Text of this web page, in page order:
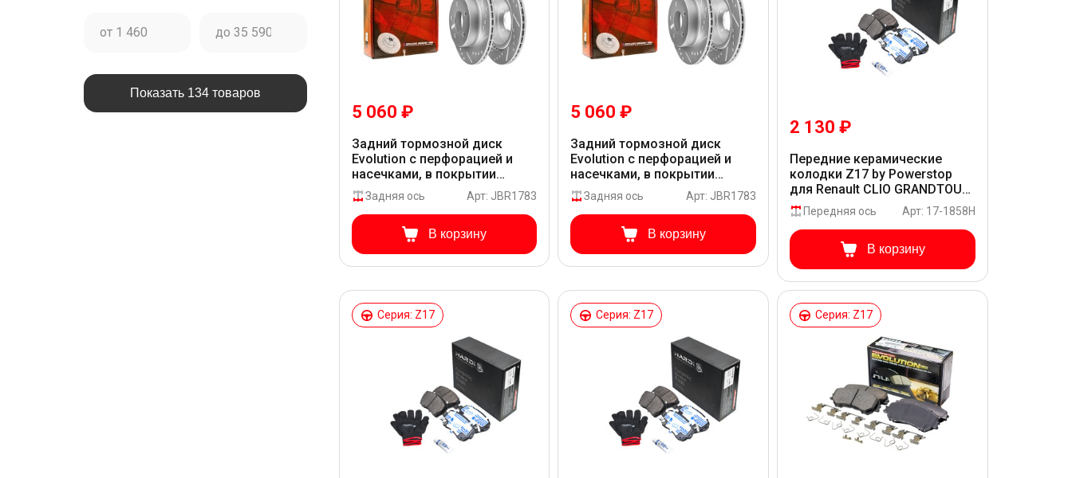
Показать 134 товаров
5 060 ₽
Задний тормозной диск
Evolution с перфорацией и
насечками, в покрытии
GEOMET для Renault AUSTRAL
HGMF
Задняя ось Арт: JBR1783
В корзину
5 060 ₽
Задний тормозной диск
Evolution с перфорацией и
насечками, в покрытии
GEOMET для Renault AUSTRAL
HGMJ
Задняя ось Арт: JBR1783
В корзину
2 130 ₽
Передние керамические
колодки Z17 by Powerstop
для Renault CLIO GRANDTOUR
KR#Передняя ось Арт: 17-1858H
В корзину
Серия: Z17 Серия: Z17 Серия: Z17